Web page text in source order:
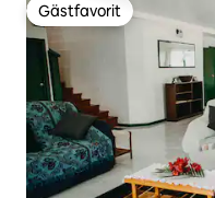
Gästfavorit
Gästfavorit